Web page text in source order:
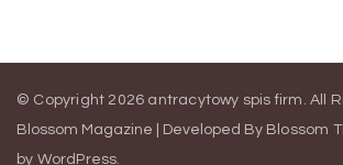
© Copyright 2026 antracytowy spis firm . All
Blossom Magazine | Developed By Blossom
by WordPress.